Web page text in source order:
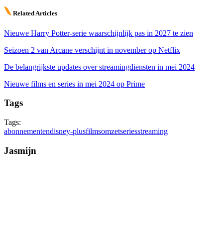
Related Articles
Nieuwe Harry Potter-serie waarschijnlijk pas in 2027 te zien
Seizoen 2 van Arcane verschijnt in november op Netflix
De belangrijkste updates over streamingdiensten in mei 2024
Nieuwe films en series in mei 2024 op Prime
Tags
Tags:
abonnementendisney-plusfilmsomzetseriesstreaming
Jasmijn